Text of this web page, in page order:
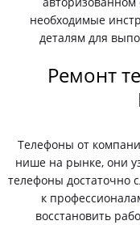
необходимые
деталям для
Ремонт
Телефоны от
нише на рынке, они
телефоны достаточно
к
восстановить